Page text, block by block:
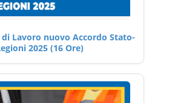
Lavoro nuovo Accordo Stato-
2025 (16 Ore)